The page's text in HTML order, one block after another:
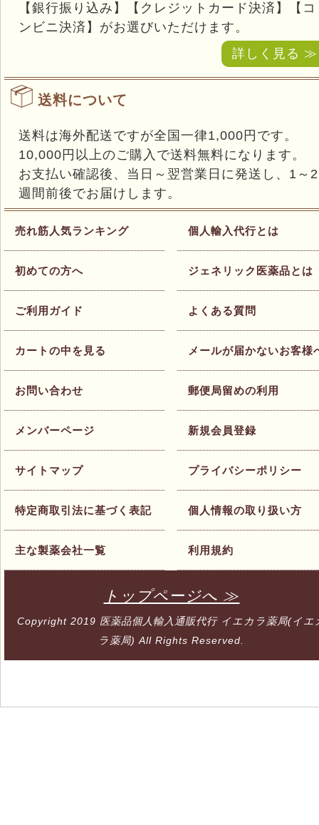
【銀行振り込み】【クレジットカード決済】【コ
ンビニ決済】がお選びいただけます。
詳しく見る ≫
送料について
送料は海外配送ですが全国一律1,000円です。
10,000円以上のご購入で送料無料になります。
お支払い確認後、当日～翌営業日に発送し、1～2
週間前後でお届けします。
売れ筋人気ランキング
初めての方へ
ご利用ガイド
カートの中を見る
お問い合わせ
メンバーページ
サイトマップ
特定商取引法に基づく表記
主な製薬会社一覧
個人輸入代行とは
ジェネリック医薬品とは
よくある質問
メールが届かないお客様
郵便局留めの利用
新規会員登録
プライバシーポリシー
個人情報の取り扱い方
利用規約
トップページへ ≫
Copyright 2019 医薬品個人輸入通販代行 イエカラ薬局(イエ
ラ薬局) All Rights Reserved.